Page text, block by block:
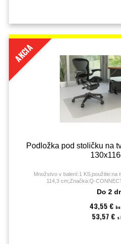
AKCIA
Podložka pod stoličku na
Množstvo v balení:1 KS;použitie:na
114,3 cm;Značka:Q-
Do 2
43,55 €
53,57 € s